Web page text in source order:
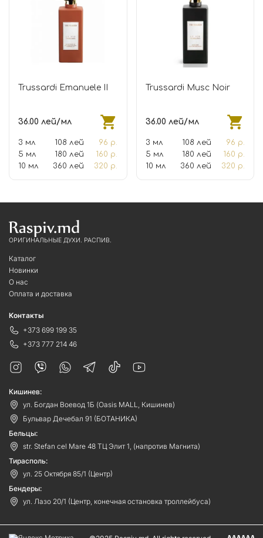
Trussardi Emanuele II
36.00 лей/мл
3 мл 108 лей
96 р.
5 мл
180 лей
160 р.
10 мл
360 лей 320 р.
Trussardi Musc Noir
36.00 лей/мл
3 мл 108 лей
96 р.
5 мл
180 лей
160 р.
10 мл
360 лей 320 р.
ОРИГИНАЛЬНЫЕ ДУХИ. РАСПИВ.
Каталог
Новинки
О нас
Оплата и доставка
Контакты
+373 699 199 35
+373 777 214 46
Кишинев:
ул. Богдан Воевод 1Б (Oasis MALL, Кишинев)
Бульвар Дечебал 91 (БОТАНИКА)
Бельцы:
str. Stefan cel Mare 48 ТЦ Элит 1, (напротив Магнита)
Тирасполь:
ул. 25 Октября 85/1 (Центр)
Бендеры:
ул. Лазо 20/1 (Центр, конечная остановка троллейбуса)